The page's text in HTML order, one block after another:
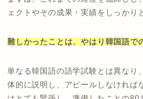
ェクトやその成果・実績をしっかり
難しかったことは、やはり韓国語で
単なる韓国語の語学試験とは異なり
体的に説明し、アピールしなければ